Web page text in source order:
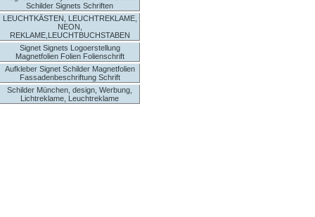
Schilder Signets Schriften
LEUCHTKÄSTEN, LEUCHTREKLAME,
NEON,
REKLAME,LEUCHTBUCHSTABEN
Signet Signets Logoerstellung
Magnetfolien Folien Folienschrift
Aufkleber Signet Schilder Magnetfolien
Fassadenbeschriftung Schrift
Schilder München, design, Werbung,
Lichtreklame, Leuchtreklame